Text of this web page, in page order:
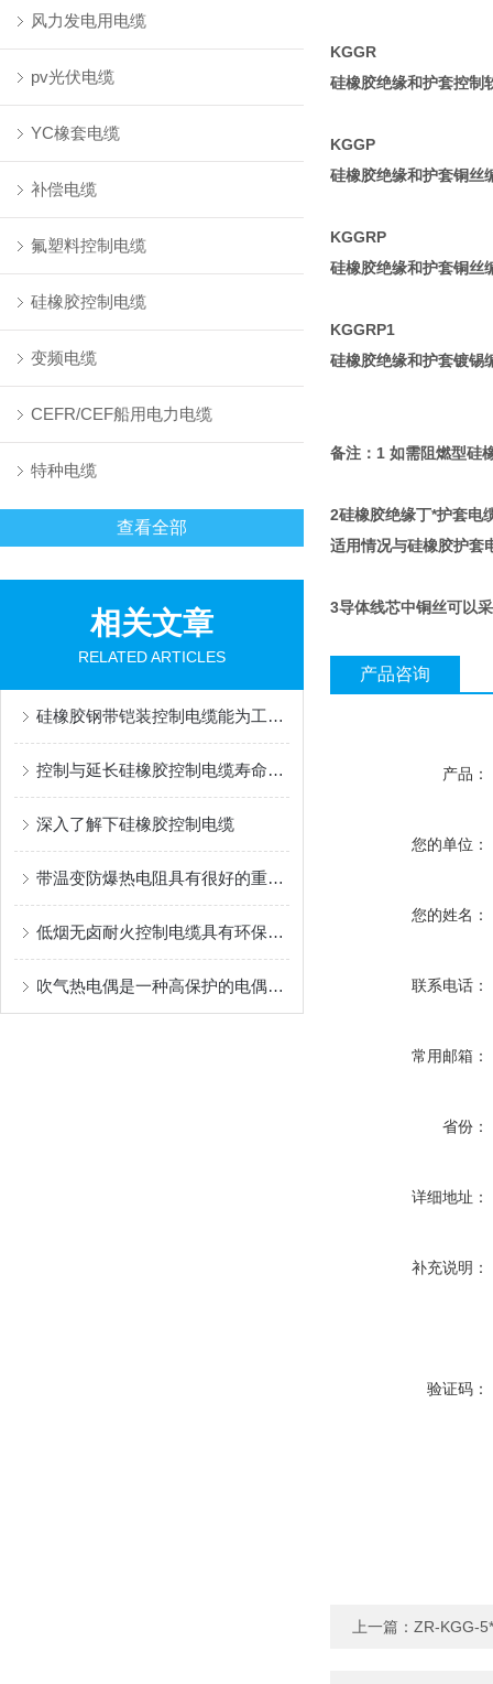
风力发电用电缆
pv光伏电缆
YC橡套电缆
补偿电缆
氟塑料控制电缆
硅橡胶控制电缆
变频电缆
CEFR/CEF船用电力电缆
特种电缆
查看全部
相关文章
RELATED ARTICLES
硅橡胶钢带铠装控制电缆能为工业生产和各类工程提供可靠的保障
控制与延长硅橡胶控制电缆寿命的方法
深入了解下硅橡胶控制电缆
带温变防爆热电阻具有很好的重现性和稳定性
低烟无卤耐火控制电缆具有环保、安全和耐火性的优势
吹气热电偶是一种高保护的电偶装置
KGGR
硅橡胶绝缘和护套控制
KGGP
硅橡胶绝缘和护套铜丝
KGGRP
硅橡胶绝缘和护套铜丝
KGGRP1
硅橡胶绝缘和护套镀锡
备注：1 如需阻燃型硅
2硅橡胶绝缘丁*护套电
适用情况与硅橡胶护
3导体线芯中铜丝可以
产品咨询
产品：
您的单位：
您的姓名：
联系电话：
常用邮箱：
省份：
详细地址：
补充说明：
验证码：
上一篇： ZR-KGG-